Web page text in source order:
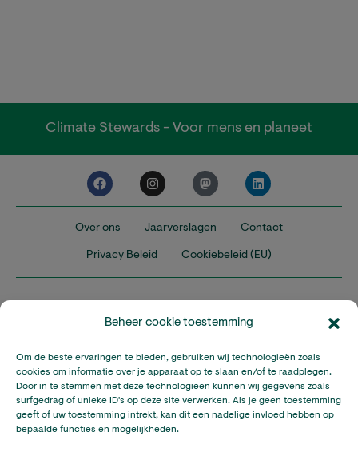
Beheer cookie toestemming
Om de beste ervaringen te bieden, gebruiken wij technologieën zoals
cookies om informatie over je apparaat op te slaan en/of te raadplegen.
Door in te stemmen met deze technologieën kunnen wij gegevens zoals
surfgedrag of unieke ID's op deze site verwerken. Als je geen toestemming
geeft of uw toestemming intrekt, kan dit een nadelige invloed hebben op
bepaalde functies en mogelijkheden.
Climate Stewards - Voor mens en planeet
Over ons Jaarverslagen Contact
Privacy Beleid Cookiebeleid (EU)
Nederland Verenigd Koninkrijk Verenigde Staten
Climate Stewards is onderdeel van Stichting A Rocha Nederland,
een geregistreerd goed doel in Nederland (RSIN: 815032924).